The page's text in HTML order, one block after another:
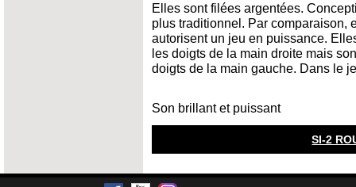
Elles sont filées argentées.
plus traditionnel. Par comparaison,
autorisent un jeu en puissance.
les doigts de la main droite mais
doigts de la main gauche. Dans le
Son brillant et puissant
SI-2